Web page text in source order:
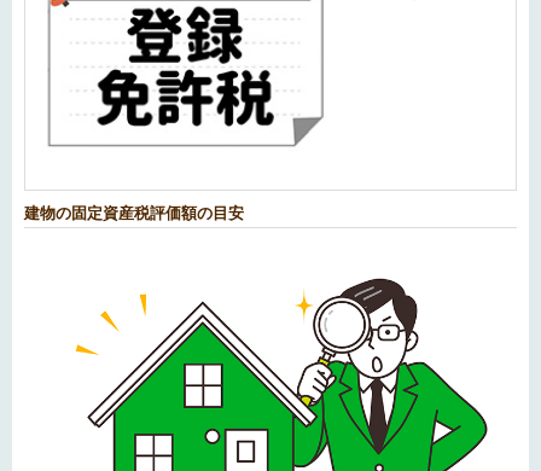
建物の固定資産税評価額の目安